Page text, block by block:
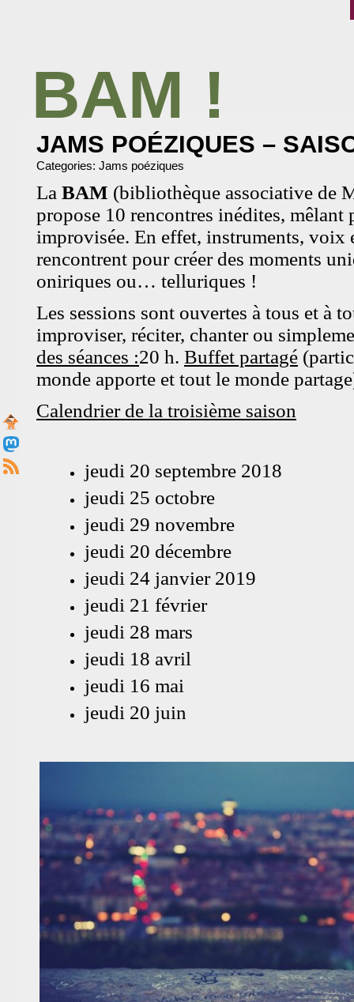
BAM !
JAMS POÉZIQUES –
Categories: Jams poéziques
La BAM (bibliothèque associative de
propose 10 rencontres inédites, mêlant
improvisée. En effet, instruments, voix
rencontrent pour créer des moments
oniriques ou… telluriques !
Les sessions sont ouvertes à tous et à
improviser, réciter, chanter ou
des séances :20 h. Buffet partagé
monde apporte et tout le monde
Calendrier de la troisième saison
jeudi 20 septembre 2018
jeudi 25 octobre
jeudi 29 novembre
jeudi 20 décembre
jeudi 24 janvier 2019
jeudi 21 février
jeudi 28 mars
jeudi 18 avril
jeudi 16 mai
jeudi 20 juin